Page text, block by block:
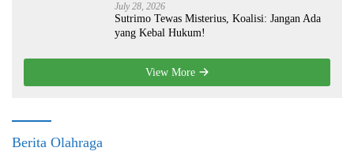
July 28, 2026
Sutrimo Tewas Misterius, Koalisi: Jangan Ada
yang Kebal Hukum!
View More
Berita Olahraga